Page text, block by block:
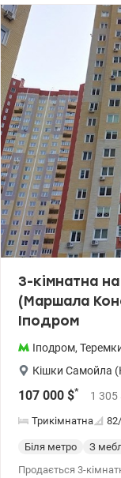
інфраструктура:
Республіка 10хв
Тел.(044) 200-10-80
3-кімнатна
(Маршала
Іподром
Іподром,
Кішки Самойла
107 000 $* 1 305
Трикімнатна
Біля метро З
Продається 3-